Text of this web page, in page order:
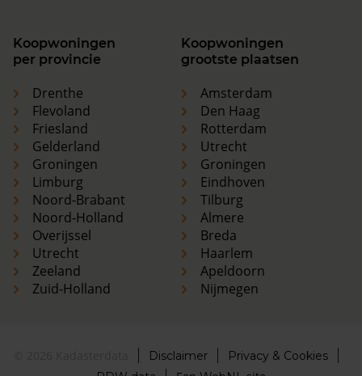
Koopwoningen
per provincie
Drenthe
Flevoland
Friesland
Gelderland
Groningen
Limburg
Noord-Brabant
Noord-Holland
Overijssel
Utrecht
Zeeland
Zuid-Holland
Koopwoningen
grootste plaatsen
Amsterdam
Den Haag
Rotterdam
Utrecht
Groningen
Eindhoven
Tilburg
Almere
Breda
Haarlem
Apeldoorn
Nijmegen
Disclaimer
Privacy & Cookies